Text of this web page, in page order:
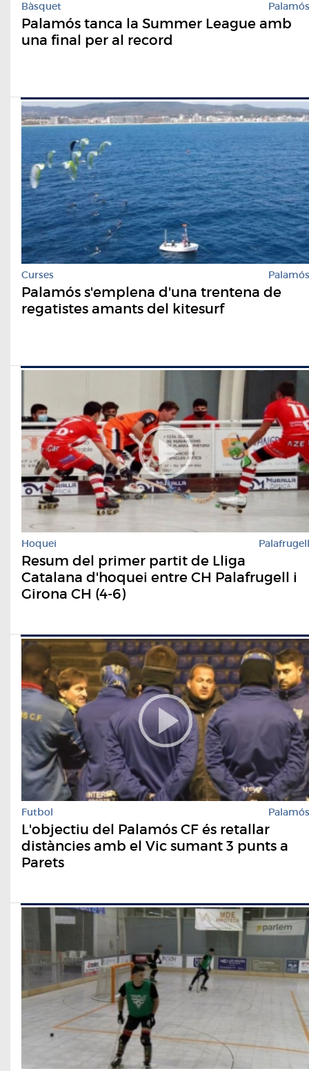
Bàsquet Palamós
Palamós tanca la Summer League amb
una final per al record
Curses Palamós
Palamós s'emplena d'una trentena de
regatistes amants del kitesurf
Hoquei Palafrugell
Resum del primer partit de Lliga
Catalana d'hoquei entre CH Palafrugell i
Girona CH (4-6)
Futbol Palamós
L'objectiu del Palamós CF és retallar
distàncies amb el Vic sumant 3 punts a
Parets